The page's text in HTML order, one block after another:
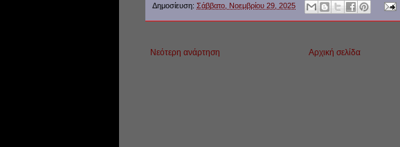
Δημοσίευση: Σάββατο, Νοεμβρίου 29, 2025
Νεότερη ανάρτηση Αρχική σελίδα